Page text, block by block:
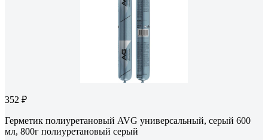
352 ₽
Герметик полиуретановый AVG универсальный, серый 600
мл, 800г полиуретановый серый